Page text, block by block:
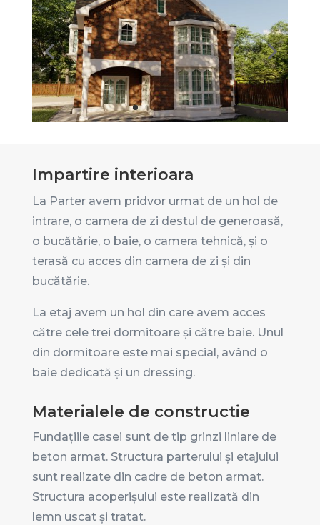
Impartire interioara
La Parter avem pridvor urmat de un hol de
intrare, o camera de zi destul de generoasă,
o bucătărie, o baie, o camera tehnică, și o
terasă cu acces din camera de zi și din
bucătărie.
La etaj avem un hol din care avem acces
către cele trei dormitoare și către baie. Unul
din dormitoare este mai special, având o
baie dedicată și un dressing.
Materialele de constructie
Fundațiile casei sunt de tip grinzi liniare de
beton armat. Structura parterului și etajului
sunt realizate din cadre de beton armat.
Structura acoperișului este realizată din
lemn uscat și tratat.